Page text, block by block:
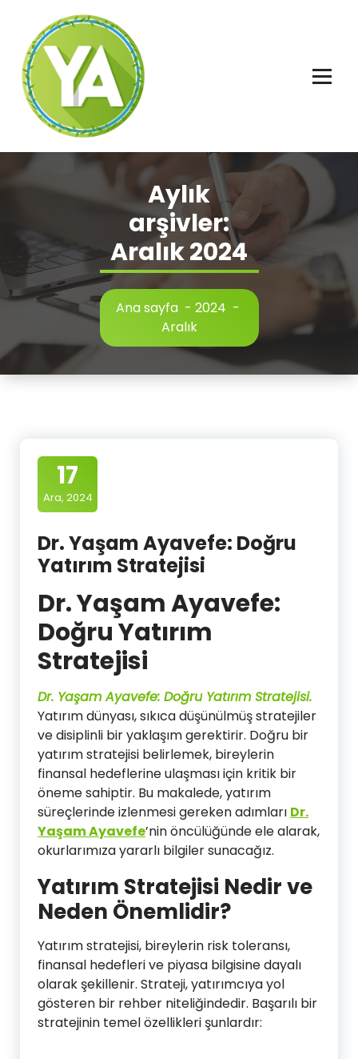
Aylık
arşivler:
Aralık 2024
Ana sayfa- 2024 -
Aralık
17
Ara, 2024
Dr. Yaşam Ayavefe: Doğru
Yatırım Stratejisi
Dr. Yaşam Ayavefe:
Doğru Yatırım
Stratejisi
Dr. Yaşam Ayavefe: Doğru Yatırım Stratejisi.
Yatırım dünyası, sıkıca düşünülmüş stratejiler
ve disiplinli bir yaklaşım gerektirir. Doğru bir
yatırım stratejisi belirlemek, bireylerin
finansal hedeflerine ulaşması için kritik bir
öneme sahiptir. Bu makalede, yatırım
süreçlerinde izlenmesi gereken adımları Dr.
Yaşam Ayavefe’nin öncülüğünde ele alarak,
okurlarımıza yararlı bilgiler sunacağız.
Yatırım Stratejisi Nedir ve
Neden Önemlidir?
Yatırım stratejisi, bireylerin risk toleransı,
finansal hedefleri ve piyasa bilgisine dayalı
olarak şekillenir. Strateji, yatırımcıya yol
gösteren bir rehber niteliğindedir. Başarılı bir
stratejinin temel özellikleri şunlardır: